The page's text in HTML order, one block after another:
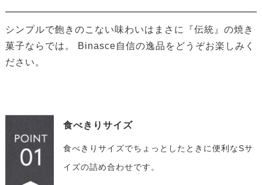
シンプルで飽きのこない味わいはまさに『伝統』の焼き
菓子ならでは。 Binasce自信の逸品をどうぞお楽しみく
ださい。
食べきりサイズ
食べきりサイズでちょっとしたときに便利なSサ
イズの詰め合わせです。